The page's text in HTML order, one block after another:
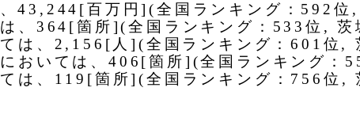
43,244[百万円](全国ランキング：592位,
、364[箇所](全国ランキング：533位, 茨
は、2,156[人](全国ランキング：601位,
おいては、406[箇所](全国ランキング：
は、119[箇所](全国ランキング：756位,